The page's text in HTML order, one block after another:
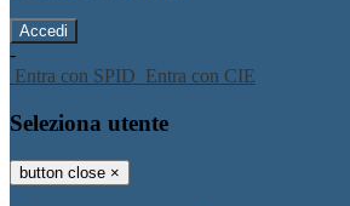
-
Entra con SPID Entra con CIE
Seleziona utente
button close ×